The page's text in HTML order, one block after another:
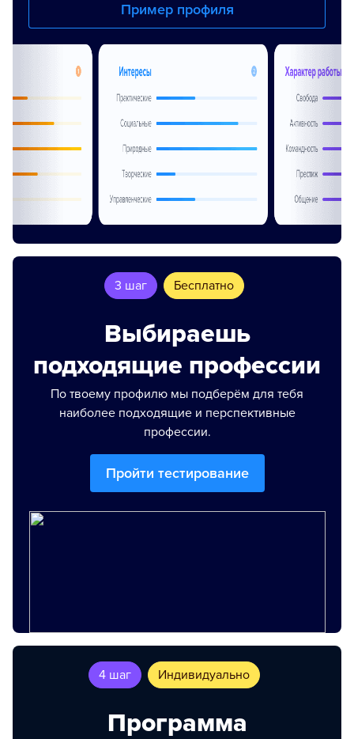
Пример профиля
3 шаг Бесплатно
Выбираешь
подходящие профессии
По твоему профилю мы подберём для тебя
наиболее подходящие и перспективные
профессии.
Пройти тестирование
4 шаг Индивидуально
Программа